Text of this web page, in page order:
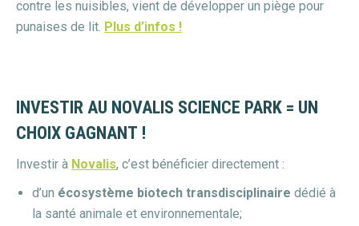
contre les nuisibles, vient de développer un piège pour
punaises de lit. Plus d’infos !
INVESTIR AU NOVALIS SCIENCE PARK = UN
CHOIX GAGNANT !
Investir à Novalis, c’est bénéficier directement :
d’un écosystème biotech transdisciplinaire dédié à
la santé animale et environnementale;